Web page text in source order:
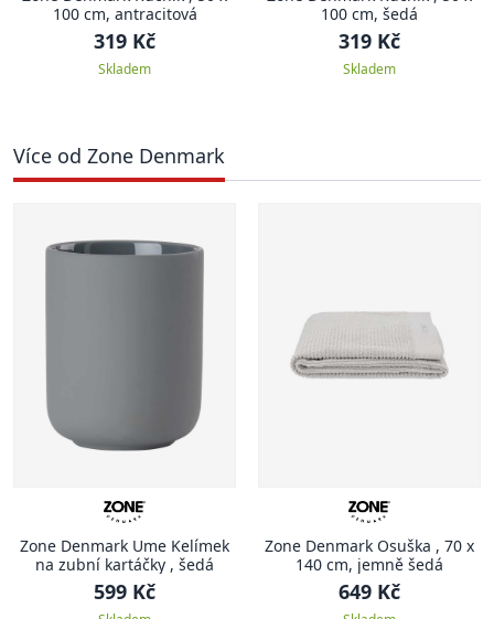
100 cm, antracitová
319 Kč
Skladem
100 cm, šedá
319 Kč
Skladem
Více od Zone Denmark
Zone Denmark Ume Kelímek
na zubní kartáčky , šedá
599 Kč
Zone Denmark Osuška , 70 x
140 cm, jemně šedá
649 Kč